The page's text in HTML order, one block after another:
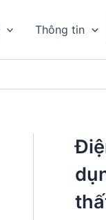
Thông tin